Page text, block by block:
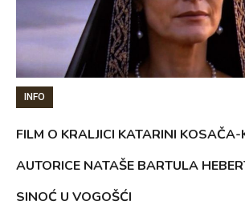
INFO
FILM O KRALJICI KATARINI
AUTORICE NATAŠE BARTULA
SINOĆ U VOGOŠĆI